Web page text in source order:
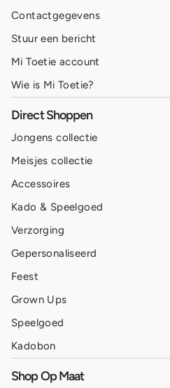
Contactgegevens
Stuur een bericht
Mi Toetie account
Wie is Mi Toetie?
Direct Shoppen
Jongens collectie
Meisjes collectie
Accessoires
Kado & Speelgoed
Verzorging
Gepersonaliseerd
Feest
Grown Ups
Speelgoed
Kadobon
Shop Op Maat